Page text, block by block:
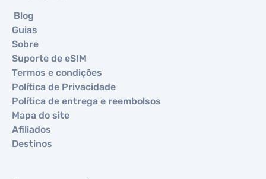
Blog
Guias
Sobre
Suporte de eSIM
Termos e condições
Política de Privacidade
Política de entrega e reembolsos
Mapa do site
Afiliados
Destinos